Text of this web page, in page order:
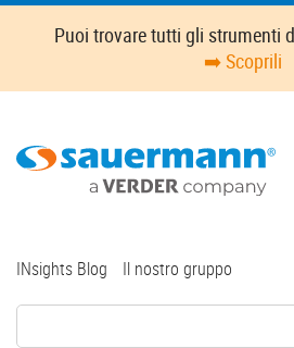
Skip
content
Puoi trovare tutti gli strumenti
➡️ Scoprili
Top
INsights Blog Il nostro gruppo